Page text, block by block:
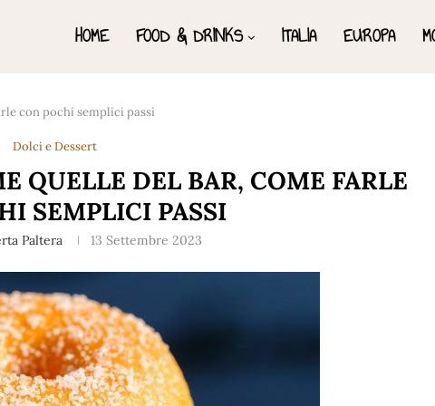
HOME FOOD & DRINKS ITALIA EUROPA
con pochi semplici passi
Dolci e Dessert
QUELLE DEL BAR, COME FARLE
SEMPLICI PASSI
Paltera 13 Settembre 2023